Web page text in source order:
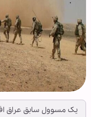
یک مسوول سابق عراق